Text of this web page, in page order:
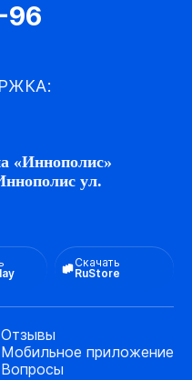
96
«Иннополис»
ул.
Скачать
RuStore
Отзывы
Мобильное приложение
Вопросы